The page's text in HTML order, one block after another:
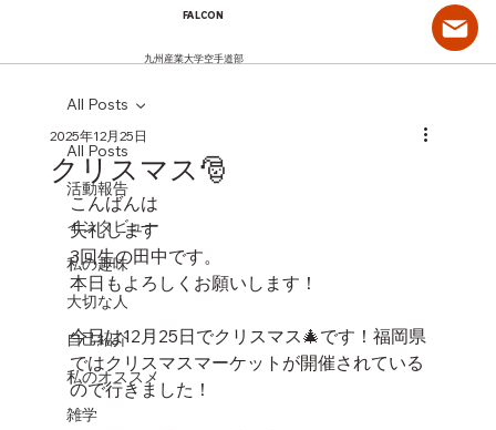
FALCON
九州産業大学空手道部
All Posts
活動報告
インタビュー
私の趣味
大切な人
自己紹介
私のオススメ
雑学
All Posts
クリスマス🎅
2025年12月25日
こんばんは
失礼します
3回生の田中です。
本日もよろしくお願いします！
今日は12月25日でクリスマス🎄です！福岡県
ではクリスマスマーケットが開催されている
ので行きました！